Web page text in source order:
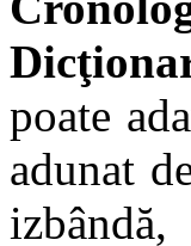
poate
adunat